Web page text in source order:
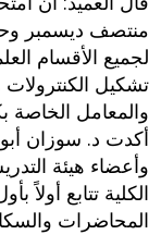
منتصف ديسمبر
لجميع الأقسام
تشكيل
والمعامل
أكدت د. سوزان
وأعضاء هيئة
الكلية تتابع أولاً
المحاضرات